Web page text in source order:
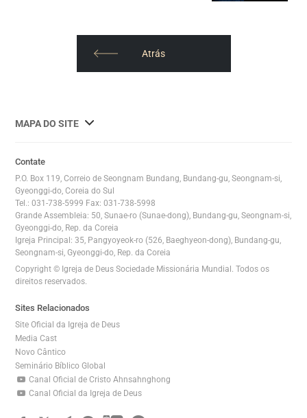
Atrás
MAPA DO SITE 사
맵
전
체
보
기
Contate
P.O. Box 119, Correio de Seongnam Bundang, Bundang-gu, Seongnam-si,
Gyeonggi-do, Coreia do Sul
Tel.: 031-738-5999 Fax: 031-738-5998
Grande Assembleia: 50, Sunae-ro (Sunae-dong), Bundang-gu, Seongnam-si,
Gyeonggi-do, Rep. da Coreia
Igreja Principal: 35, Pangyoyeok-ro (526, Baeghyeon-dong), Bundang-gu,
Seongnam-si, Gyeonggi-do, Rep. da Coreia
Copyright © Igreja de Deus Sociedade Missionária Mundial. Todos os
direitos reservados.
Sites Relacionados
Site Oficial da Igreja de Deus
Media Cast
Novo Cântico
Seminário Bíblico Global
Canal Oficial de Cristo Ahnsahnghong
Canal Oficial da Igreja de Deus